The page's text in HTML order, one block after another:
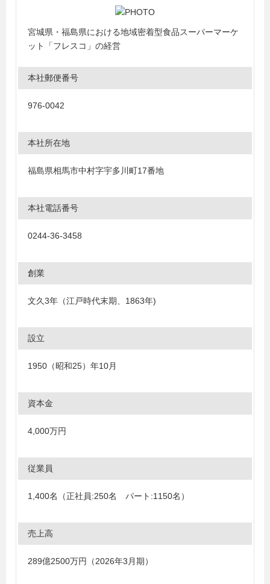
宮城県・福島県における地域密着型食品スーパーマーケ
ット「フレスコ」の経営
本社郵便番号
976-0042
本社所在地
福島県相馬市中村字宇多川町17番地
本社電話番号
0244-36-3458
創業
文久3年（江戸時代末期、1863年)
設立
1950（昭和25）年10月
資本金
4,000万円
従業員
1,400名（正社員:250名 パート:1150名）
売上高
289億2500万円（2026年3月期）